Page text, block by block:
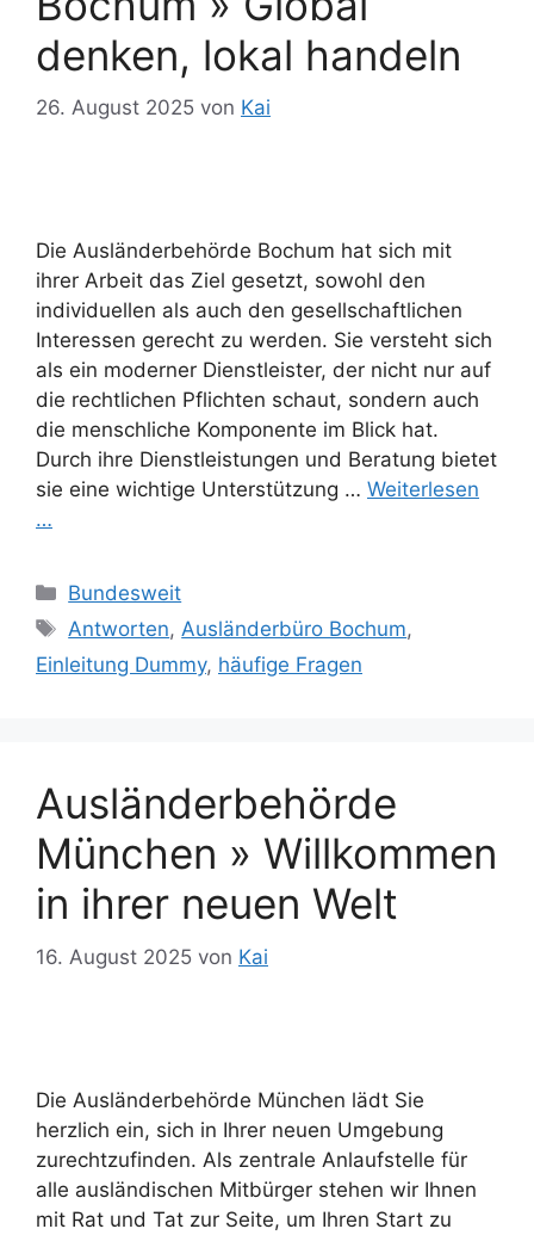
denken, lokal handeln
26. August 2025 von Kai
Die Ausländerbehörde Bochum hat sich mit
ihrer Arbeit das Ziel gesetzt, sowohl den
individuellen als auch den gesellschaftlichen
Interessen gerecht zu werden. Sie versteht sich
als ein moderner Dienstleister, der nicht nur auf
die rechtlichen Pflichten schaut, sondern auch
die menschliche Komponente im Blick hat.
Durch ihre Dienstleistungen und Beratung bietet
sie eine wichtige Unterstützung … Weiterlesen
…
Kategorien
Bundesweit
Schlagwörter
Antworten,Ausländerbüro Bochum,
Einleitung Dummy, häufige Fragen
Ausländerbehörde
München » Willkommen
in ihrer neuen Welt
16. August 2025 von Kai
Die Ausländerbehörde München lädt Sie
herzlich ein, sich in Ihrer neuen Umgebung
zurechtzufinden. Als zentrale Anlaufstelle für
alle ausländischen Mitbürger stehen wir Ihnen
mit Rat und Tat zur Seite, um Ihren Start zu